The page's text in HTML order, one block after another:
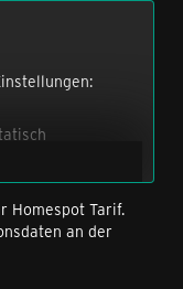
Homespot Tarif.
an der